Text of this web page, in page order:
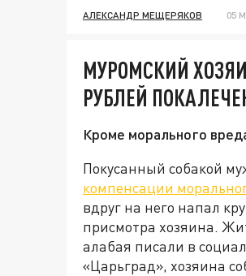
АЛЕКСАНДР МЕЩЕРЯКОВ 05
МУРОМСКИЙ
РУБЛЕЙ
Кроме морального
Покусанный собакой
компенсации
вдруг на него напал
присмотра хозяина.
алабая писали в
«Царьград», хозяина